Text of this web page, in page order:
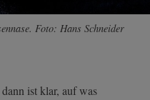
Foto: Hans Schneider
ist klar, auf was